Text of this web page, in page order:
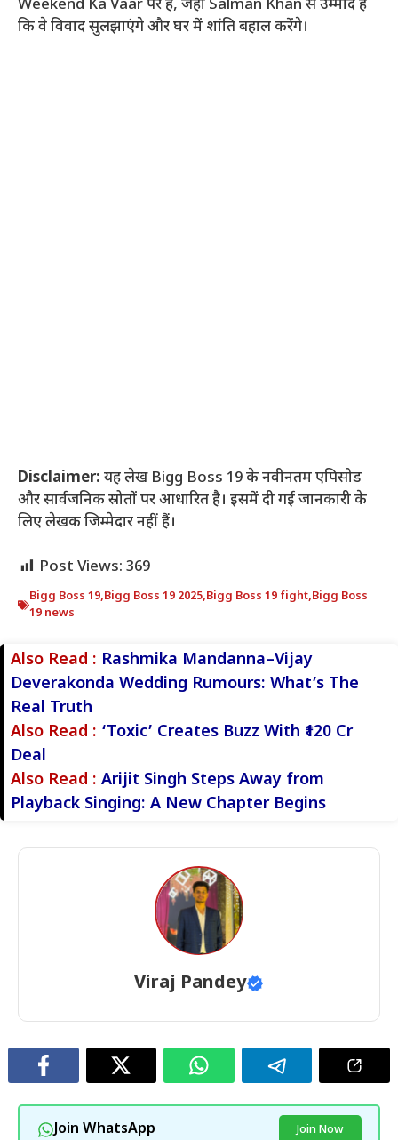
Weekend Ka Vaar पर हैं, जहां Salman Khan से उम्मीद है
कि वे विवाद सुलझाएंगे और घर में शांति बहाल करेंगे।
Disclaimer: यह लेख Bigg Boss 19 के नवीनतम एपिसोड
और सार्वजनिक स्रोतों पर आधारित है। इसमें दी गई जानकारी के
लिए लेखक जिम्मेदार नहीं हैं।
Post Views: 369
Bigg Boss 19,Bigg Boss 19 2025,Bigg Boss 19 fight,Bigg Boss
19 news
Also Read : Rashmika Mandanna–Vijay
Deverakonda Wedding Rumours: What’s The
Real Truth
Also Read : ‘Toxic’ Creates Buzz With ₹120 Cr
Deal
Also Read : Arijit Singh Steps Away from
Playback Singing: A New Chapter Begins
Viraj Pandey
Join WhatsApp Join Now